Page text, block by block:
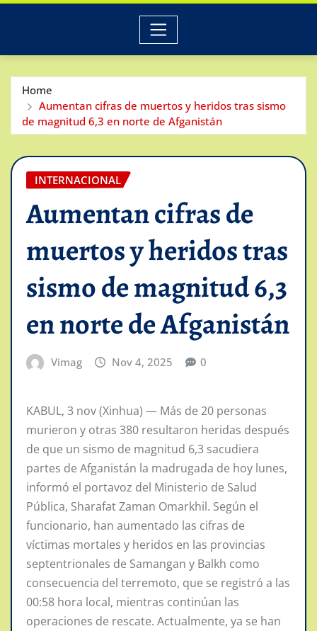
Home
Aumentan cifras de muertos y heridos tras sismo
de magnitud 6,3 en norte de Afganistán
INTERNACIONAL
Aumentan cifras de
muertos y heridos tras
sismo de magnitud 6,3
en norte de Afganistán
Vimag Nov 4, 2025 0
KABUL, 3 nov (Xinhua) — Más de 20 personas
murieron y otras 380 resultaron heridas después
de que un sismo de magnitud 6,3 sacudiera
partes de Afganistán la madrugada de hoy lunes,
informó el portavoz del Ministerio de Salud
Pública, Sharafat Zaman Omarkhil. Según el
funcionario, han aumentado las cifras de
víctimas mortales y heridos en las provincias
septentrionales de Samangan y Balkh como
consecuencia del terremoto, que se registró a las
00:58 hora local, mientras continúan las
operaciones de rescate. Actualmente, ya se han